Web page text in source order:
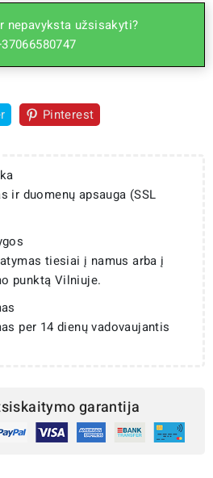
nepavyksta užsisakyti?
Pinterest
ir duomenų apsauga (SSL
tiesiai į namus arba į
punktą Vilniuje.
per 14 dienų vadovaujantis
garantija